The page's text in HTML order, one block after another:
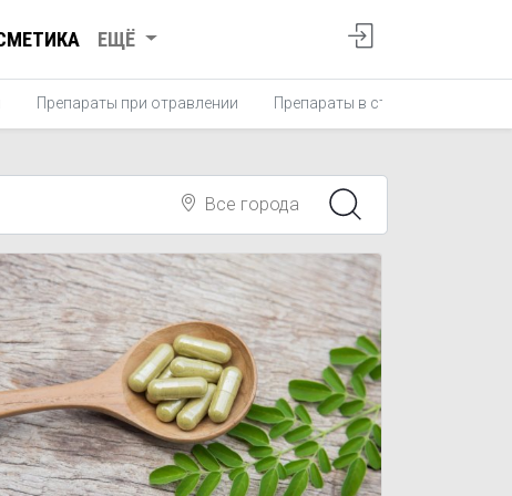
ЕЩЁ
Препараты при отравлении Препараты в стоматологии
Все города